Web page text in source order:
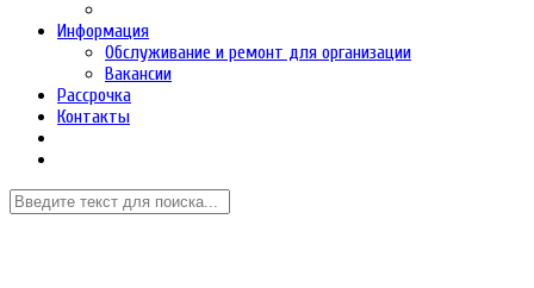
Информация
Обслуживание и ремонт для организации
Вакансии
Рассрочка
Контакты